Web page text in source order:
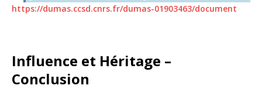
https://dumas.ccsd.cnrs.fr/dumas-01903463/document
Influence et Héritage –
Conclusion